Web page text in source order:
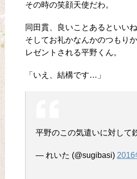
その時の笑顔天使だわ。
同田貫、良いことあるといい
そしてお礼かなんかのつもり
レゼントされる平野くん。
「いえ、結構です…」
平野のこの気遣いに対して
— れいた (@sugibasi) 2016